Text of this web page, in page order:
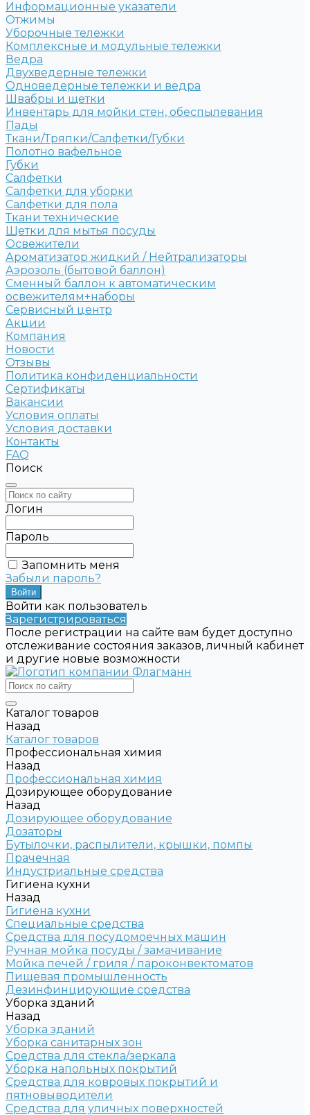
Информационные указатели
Отжимы
Уборочные тележки
Комплексные и модульные тележки
Ведра
Двухведерные тележки
Одноведерные тележки и ведра
Швабры и щетки
Инвентарь для мойки стен, обеспылевания
Пады
Ткани/Тряпки/Салфетки/Губки
Полотно вафельное
Губки
Салфетки
Салфетки для уборки
Салфетки для пола
Ткани технические
Щетки для мытья посуды
Освежители
Ароматизатор жидкий / Нейтрализаторы
Аэрозоль (бытовой баллон)
Сменный баллон к автоматическим
освежителям+наборы
Сервисный центр
Акции
Компания
Новости
Отзывы
Политика конфиденциальности
Сертификаты
Вакансии
Условия оплаты
Условия доставки
Контакты
FAQ
Поиск
Логин
Пароль
Запомнить меня
Забыли пароль?
Войти как пользователь
Зарегистрироваться
После регистрации на сайте вам будет доступно
отслеживание состояния заказов, личный кабинет
и другие новые возможности
Каталог товаров
Назад
Каталог товаров
Профессиональная химия
Назад
Профессиональная химия
Дозирующее оборудование
Назад
Дозирующее оборудование
Дозаторы
Бутылочки, распылители, крышки, помпы
Прачечная
Индустриальные средства
Гигиена кухни
Назад
Гигиена кухни
Специальные средства
Средства для посудомоечных машин
Ручная мойка посуды / замачивание
Мойка печей / гриля / пароконвектоматов
Пищевая промышленность
Дезинфинцирующие средства
Уборка зданий
Назад
Уборка зданий
Уборка санитарных зон
Средства для стекла/зеркала
Уборка напольных покрытий
Средства для ковровых покрытий и
пятновыводители
Средства для уличных поверхностей